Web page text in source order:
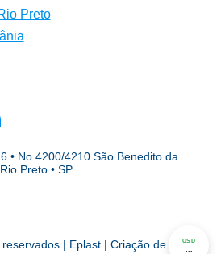
Preto
• No 4200/4210 São Benedito da
Preto • SP
| Eplast | Criação de sites
USD
...